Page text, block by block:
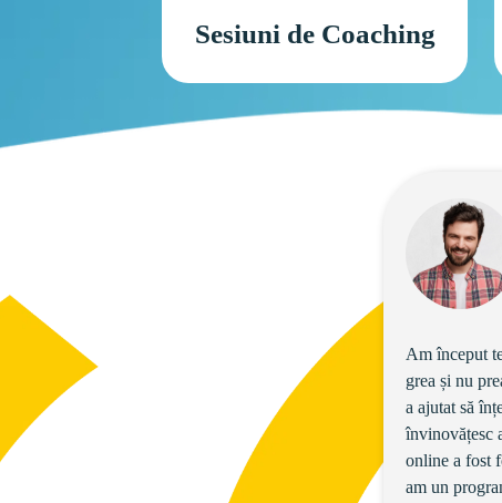
Sesiuni de Coaching
Am început
grea și nu
a ajutat să
învinovățesc
online a fost
am un